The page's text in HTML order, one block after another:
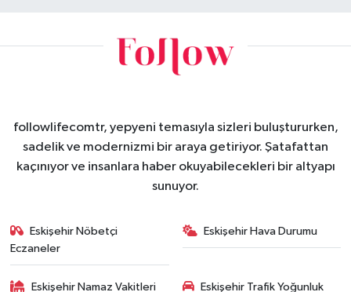
followlifecomtr, yepyeni temasıyla sizleri buluştururken,
sadelik ve modernizmi bir araya getiriyor. Şatafattan
kaçınıyor ve insanlara haber okuyabilecekleri bir altyapı
sunuyor.
Eskişehir Nöbetçi
Eczaneler
Eskişehir Hava Durumu
Eskişehir Namaz Vakitleri
Eskişehir Trafik Yoğunluk